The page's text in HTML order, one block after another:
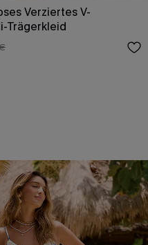
Verziertes V-
Trägerkleid